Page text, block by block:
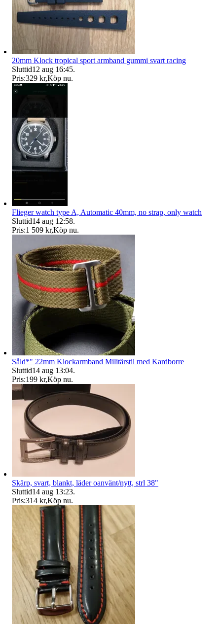
20mm Klock tropical sport armband gummi svart racing
Sluttid12 aug 16:45.
Pris:329 kr,Köp nu.
Flieger watch type A, Automatic 40mm, no strap, only watch
Sluttid14 aug 12:58.
Pris:1 509 kr,Köp nu.
Såld*" 22mm Klockarmband Militärstil med Kardborre
Sluttid14 aug 13:04.
Pris:199 kr,Köp nu.
Skärp, svart, blankt, läder oanvänt/nytt, strl 38"
Sluttid14 aug 13:23.
Pris:314 kr,Köp nu.